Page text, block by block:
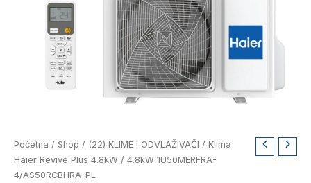
Početna / Shop / (22) KLIME I ODVLAŽIVAČI / Klima
Haier Revive Plus 4.8kW / 4.8kW 1U50MERFRA-
4/AS50RCBHRA-PL
Klima
Haier
Revive